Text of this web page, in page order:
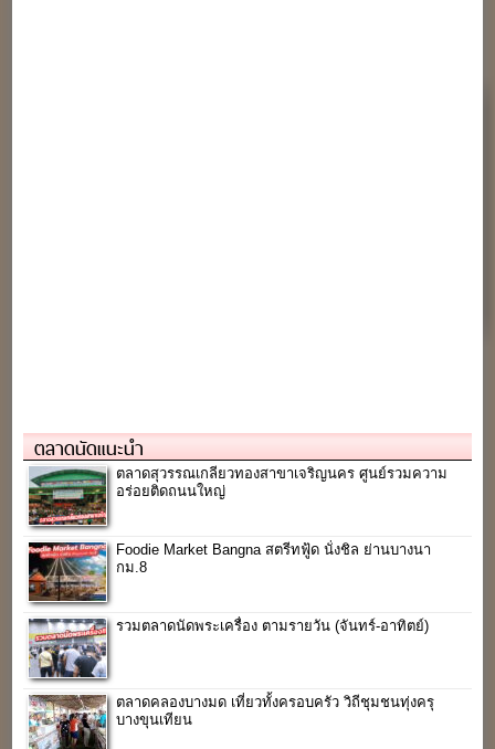
ตลาดนัดแนะนำ
ตลาดสุวรรณเกลียวทองสาขาเจริญนคร ศูนย์รวมความ
อร่อยติดถนนใหญ่
Foodie Market Bangna สตรีทฟู้ด นั่งชิล ย่านบางนา
กม.8
รวมตลาดนัดพระเครื่อง ตามรายวัน (จันทร์-อาทิตย์)
ตลาดคลองบางมด เที่ยวทั้งครอบครัว วิถีชุมชนทุ่งครุ
บางขุนเทียน